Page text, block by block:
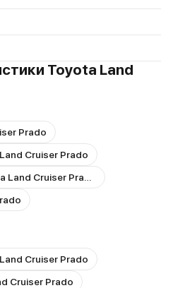
Toyota Land
Prado
Cruiser Prado
Cruiser Prado
Cruiser Prado